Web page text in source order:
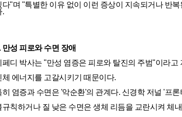
다"며 "특별한 이유 없이 이런 증상이 지속되거나 반
.
만성 피로와 수면 장애
페디 박사는 "만성 염증은 피로와 탈진의 주범"이라
체 에너지를 고갈시키기 때문이다.
히 염증과 수면은 '악순환'의 관계다. 신경학 저널 '프
규칙하거나 질 낮은 수면은 생체 리듬을 교란시켜 체